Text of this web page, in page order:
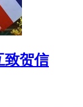
致贺信